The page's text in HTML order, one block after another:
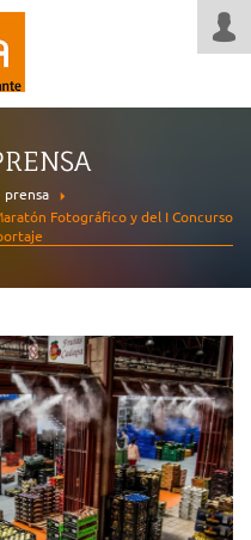
prensa
Fotográfico y del I Concurso